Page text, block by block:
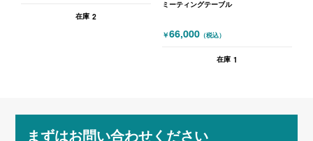
在庫 2
ミーティングテーブル
￥66,000 （税込）
在庫 1
まずはお問い合わせください